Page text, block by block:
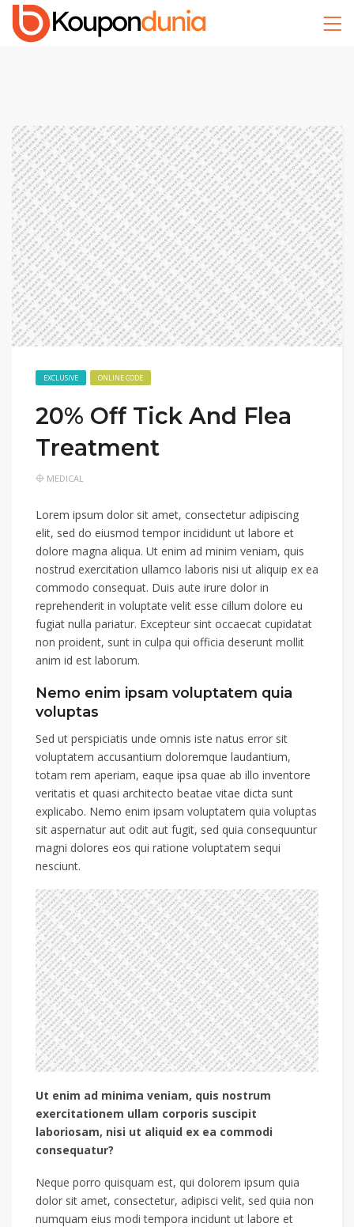
EXCLUSIVE ONLINE CODE
20% Off Tick And Flea
Treatment
MEDICAL
Lorem ipsum dolor sit amet, consectetur adipiscing
elit, sed do eiusmod tempor incididunt ut labore et
dolore magna aliqua. Ut enim ad minim veniam, quis
nostrud exercitation ullamco laboris nisi ut aliquip ex ea
commodo consequat. Duis aute irure dolor in
reprehenderit in voluptate velit esse cillum dolore eu
fugiat nulla pariatur. Excepteur sint occaecat cupidatat
non proident, sunt in culpa qui officia deserunt mollit
anim id est laborum.
Nemo enim ipsam voluptatem quia
voluptas
Sed ut perspiciatis unde omnis iste natus error sit
voluptatem accusantium doloremque laudantium,
totam rem aperiam, eaque ipsa quae ab illo inventore
veritatis et quasi architecto beatae vitae dicta sunt
explicabo. Nemo enim ipsam voluptatem quia voluptas
sit aspernatur aut odit aut fugit, sed quia consequuntur
magni dolores eos qui ratione voluptatem sequi
nesciunt.
Ut enim ad minima veniam, quis nostrum
exercitationem ullam corporis suscipit
laboriosam, nisi ut aliquid ex ea commodi
consequatur?
Neque porro quisquam est, qui dolorem ipsum quia
dolor sit amet, consectetur, adipisci velit, sed quia non
numquam eius modi tempora incidunt ut labore et